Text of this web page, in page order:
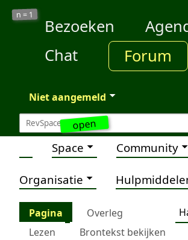
open
n = 1
Bezoeken
Chat
Forum
Niet aangemeld
Space Community
Organisatie
Pagina Overleg
Lezen
Brontekst bekijken